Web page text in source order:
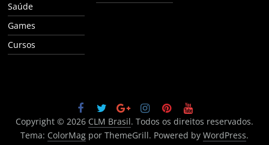
Saúde
Games
Cursos
Copyright © 2026 CLM Brasil. Todos os direitos reservados.
Tema: ColorMagpor ThemeGrill. Powered by WordPress.